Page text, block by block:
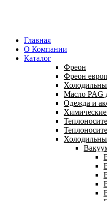
Главная
О Компании
Каталог
Фреон
Фреон
Масло PAG
Одежда и